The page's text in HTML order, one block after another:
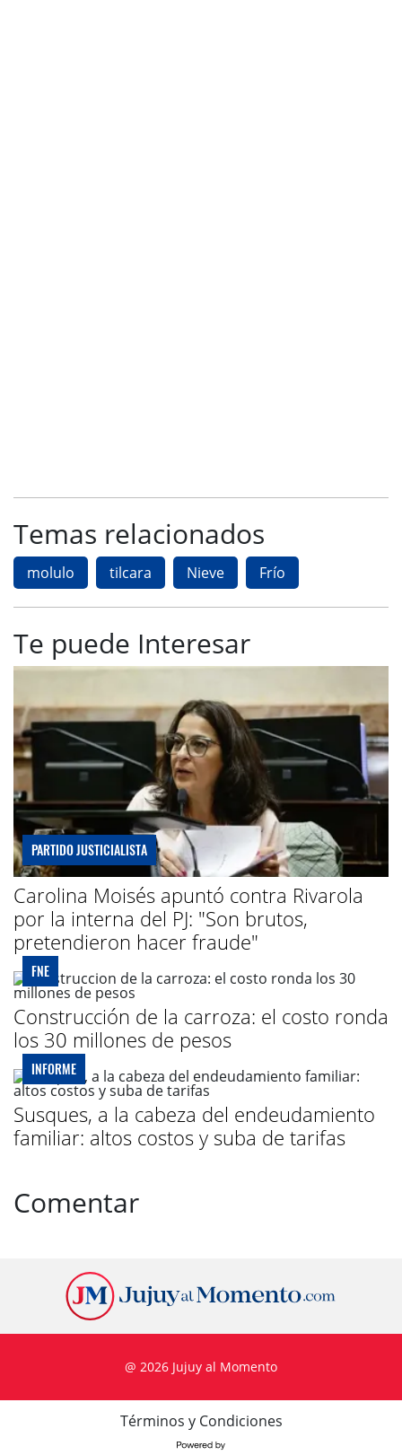
Temas relacionados
molulo tilcara Nieve Frío
Te puede Interesar
PARTIDO JUSTICIALISTA
Carolina Moisés apuntó contra Rivarola
por la interna del PJ: "Son brutos,
pretendieron hacer fraude"
FNE
Construcción de la carroza: el costo ronda
los 30 millones de pesos
INFORME
Susques, a la cabeza del endeudamiento
familiar: altos costos y suba de tarifas
Comentar
@ 2026 Jujuy al Momento
Términos y Condiciones